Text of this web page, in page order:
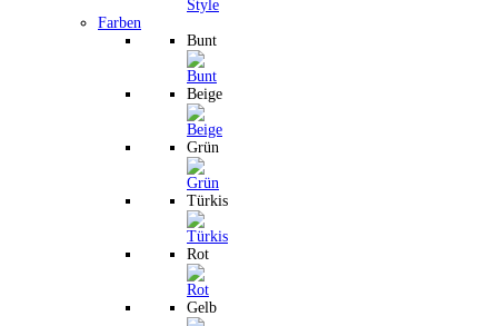
Farben
Bunt
Beige
Grün
Türkis
Rot
Gelb